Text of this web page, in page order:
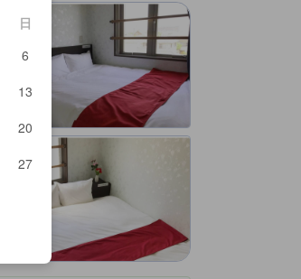
日
6
13
20
27